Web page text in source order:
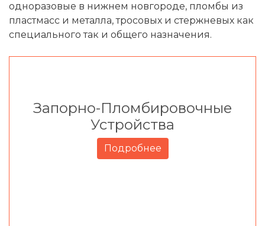
одноразовые в нижнем новгороде, пломбы из
пластмасс и металла, тросовых и стержневых как
специального так и общего назначения.
Запорно-Пломбировочные
Устройства
Подробнее